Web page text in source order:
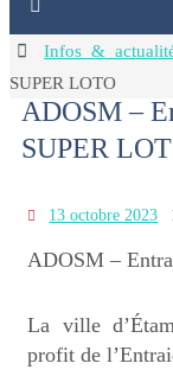
HomeInfos &
SUPER LOTO
ADOSM –
SUPER
13 octobre 2023
ADOSM –
La ville
profit de